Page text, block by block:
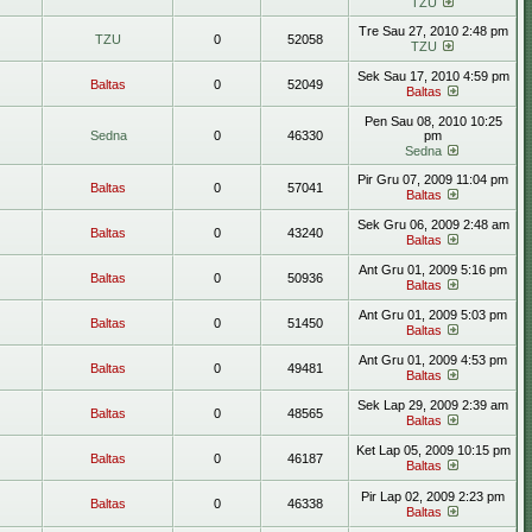
TZU 0 52058
Tre Sau 27, 2010 2:48 pm
TZU
Baltas 0 52049
Sek Sau 17, 2010 4:59 pm
Baltas
Sedna 0 46330
Pen Sau 08, 2010 10:25
pm
Sedna
Baltas 0 57041
Pir Gru 07, 2009 11:04 pm
Baltas
Baltas 0 43240
Sek Gru 06, 2009 2:48 am
Baltas
Baltas 0 50936
Ant Gru 01, 2009 5:16 pm
Baltas
Baltas 0 51450
Ant Gru 01, 2009 5:03 pm
Baltas
Baltas 0 49481
Ant Gru 01, 2009 4:53 pm
Baltas
Baltas 0 48565
Sek Lap 29, 2009 2:39 am
Baltas
Baltas 0 46187
Ket Lap 05, 2009 10:15 pm
Baltas
Baltas 0 46338
Pir Lap 02, 2009 2:23 pm
Baltas